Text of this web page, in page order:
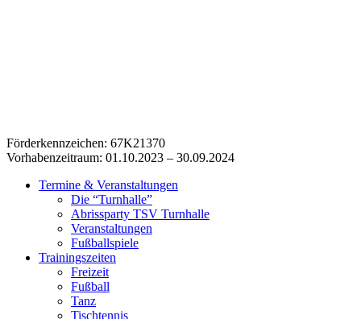
Förderkennzeichen: 67K21370
Vorhabenzeitraum: 01.10.2023 – 30.09.2024
Termine & Veranstaltungen
Die “Turnhalle”
Abrissparty TSV Turnhalle
Veranstaltungen
Fußballspiele
Trainingszeiten
Freizeit
Fußball
Tanz
Tischtennis